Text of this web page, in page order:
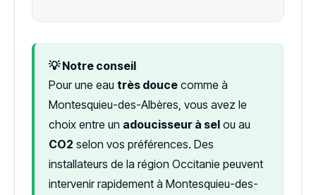
💡 Notre conseil
Pour une eau très douce comme à
Montesquieu-des-Albères, vous avez le
choix entre un adoucisseur à sel ou au
CO2 selon vos préférences. Des
installateurs de la région Occitanie peuvent
intervenir rapidement à Montesquieu-des-